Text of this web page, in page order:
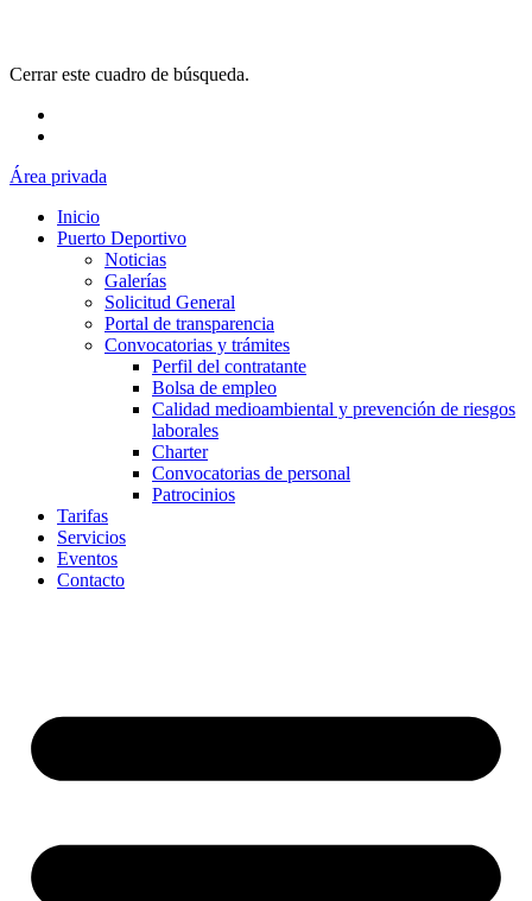
Cerrar este cuadro de búsqueda.
Área privada
Inicio
Puerto Deportivo
Noticias
Galerías
Solicitud General
Portal de transparencia
Convocatorias y trámites
Perfil del contratante
Bolsa de empleo
Calidad medioambiental y prevención de riesgos
laborales
Charter
Convocatorias de personal
Patrocinios
Tarifas
Servicios
Eventos
Contacto